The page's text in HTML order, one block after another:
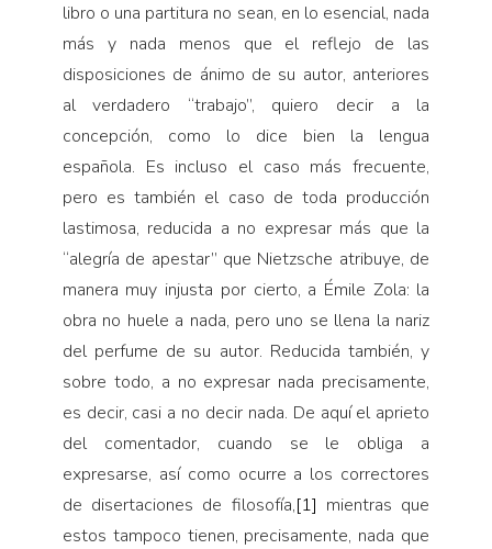
libro o una partitura no sean, en lo esencial, nada
más y nada menos que el reflejo de las
disposiciones de ánimo de su autor, anteriores
al verdadero “trabajo”, quiero decir a la
concepción, como lo dice bien la lengua
española. Es incluso el caso más frecuente,
pero es también el caso de toda producción
lastimosa, reducida a no expresar más que la
“alegría de apestar” que Nietzsche atribuye, de
manera muy injusta por cierto, a Émile Zola: la
obra no huele a nada, pero uno se llena la nariz
del perfume de su autor. Reducida también, y
sobre todo, a no expresar nada precisamente,
es decir, casi a no decir nada. De aquí el aprieto
del comentador, cuando se le obliga a
expresarse, así como ocurre a los correctores
de disertaciones de filosofía,[1] mientras que
estos tampoco tienen, precisamente, nada que